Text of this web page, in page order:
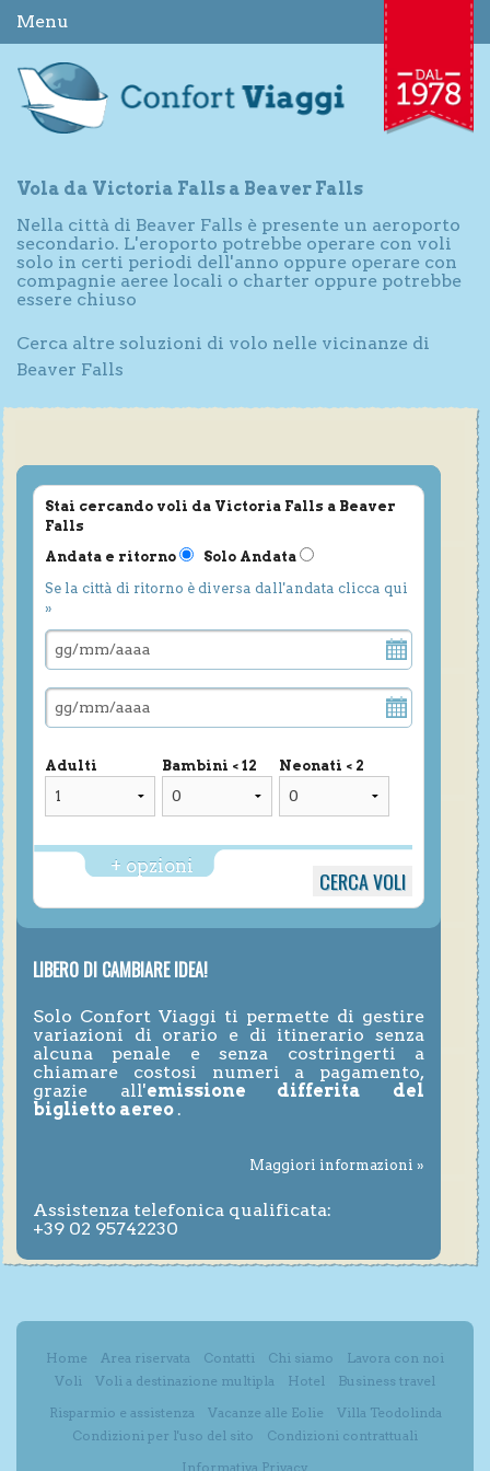
Menu
Vola da Victoria Falls a Beaver Falls
Nella città di Beaver Falls è presente un aeroporto
secondario. L'eroporto potrebbe operare con voli
solo in certi periodi dell'anno oppure operare con
compagnie aeree locali o charter oppure potrebbe
essere chiuso
Cerca altre soluzioni di volo nelle vicinanze di
Beaver Falls
Stai cercando voli da Victoria Falls a Beaver
Falls
Andata e ritorno
Solo Andata
Se la città di ritorno è diversa dall'andata clicca qui
»
Adulti Bambini < 12 Neonati < 2
+ opzioni
LIBERO DI CAMBIARE IDEA!
Solo Confort Viaggi ti permette di gestire
variazioni di orario e di itinerario senza
alcuna penale e senza costringerti a
chiamare costosi numeri a pagamento,
grazie all'emissione differita del
biglietto aereo .
Maggiori informazioni »
Assistenza telefonica qualificata:
+39 02 95742230
Home Area riservata Contatti Chi siamo
Lavora con noi
Voli
Voli a destinazione multipla Hotel
Business travel
Risparmio e assistenza
Vacanze alle Eolie
Villa Teodolinda
Condizioni per l'uso del sito
Condizioni contrattuali
Informativa Privacy